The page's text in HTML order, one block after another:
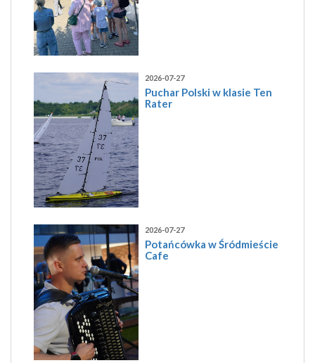
2026-07-27
Puchar Polski w klasie Ten
Rater
2026-07-27
Potańcówka w Śródmieście
Cafe